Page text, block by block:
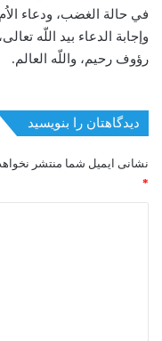
في حالة الغضب، ودعاء
وإجابة الدعاء بيد اللّه
رؤوف رحيم، واللّه العالم.
دیدگاهتان را بنویسید
نشانی ایمیل شما منتشر
*